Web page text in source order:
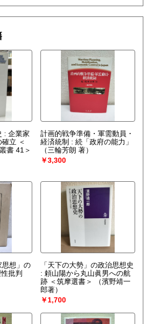
: 企業家
立 ＜
書 41＞
計画的戦争準備・軍需動員・
経済統制 : 続「政府の能力」
（三輪芳朗 著）
￥3,300
思想」の
批判
「天下の大勢」の政治思想史
: 頼山陽から丸山眞男への航
跡 ＜筑摩選書＞
（濱野靖一
郎著）
￥1,700